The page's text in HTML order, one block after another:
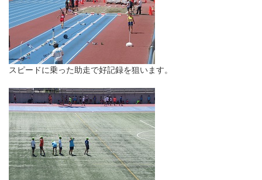
スピードに乗った助走で好記録を狙います。